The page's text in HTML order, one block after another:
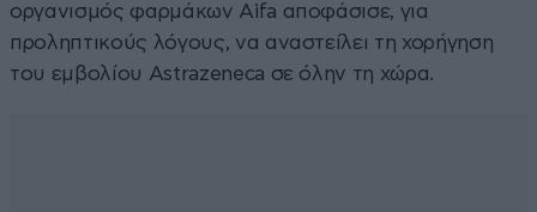
οργανισμός φαρμάκων Αifa αποφάσισε, για
προληπτικούς λόγους, να αναστείλει τη χορήγηση
του εμβολίου Αstrazeneca σε όλην τη χώρα.